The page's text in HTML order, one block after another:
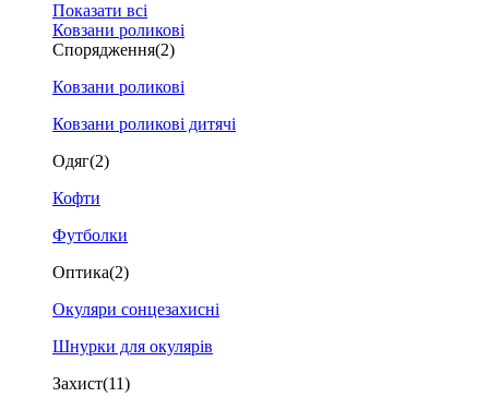
Показати всі
Ковзани роликові
Спорядження(2)
Ковзани роликові
Ковзани роликові дитячі
Одяг(2)
Кофти
Футболки
Оптика(2)
Окуляри сонцезахисні
Шнурки для окулярів
Захист(11)